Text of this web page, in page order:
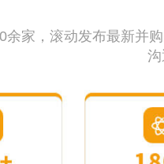
家，滚动发布最新并
沟